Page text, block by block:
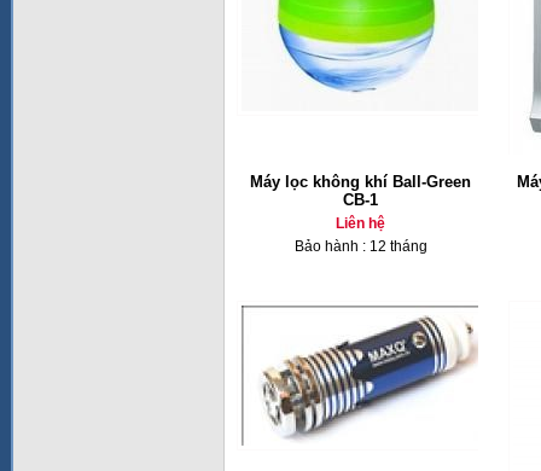
Máy lọc không khí Ball-Green
CB-1
Liên hệ
Bảo hành : 12 tháng